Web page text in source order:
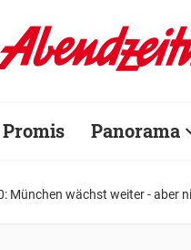
Promis Panorama
München wächst weiter - aber